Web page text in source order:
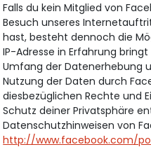
Falls du kein Mitglied von
Besuch unseres
hast, besteht dennoch die
IP-Adresse in Erfahrung
Umfang der Datenerhebung
Nutzung der Daten durch
diesbezüglichen Rechte und
Schutz deiner Privatsphäre
Datenschutzhinweisen von
http://www.facebook.com/